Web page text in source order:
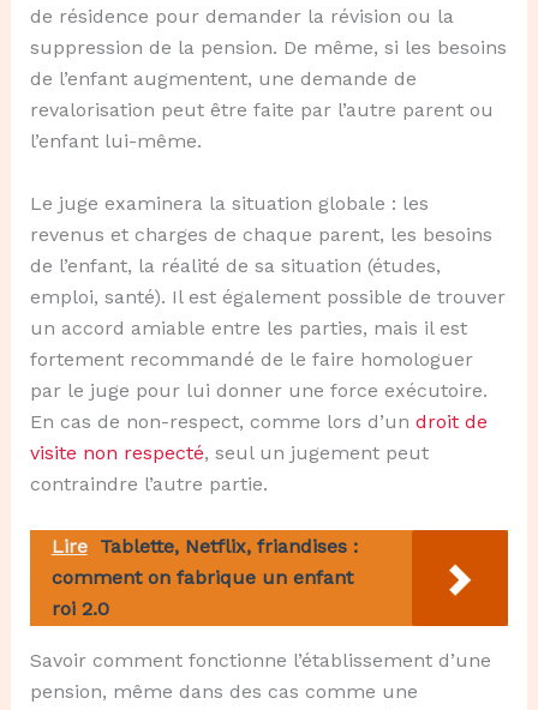
de résidence pour demander la révision ou la
suppression de la pension. De même, si les besoins
de l’enfant augmentent, une demande de
revalorisation peut être faite par l’autre parent ou
l’enfant lui-même.
Le juge examinera la situation globale : les
revenus et charges de chaque parent, les besoins
de l’enfant, la réalité de sa situation (études,
emploi, santé). Il est également possible de trouver
un accord amiable entre les parties, mais il est
fortement recommandé de le faire homologuer
par le juge pour lui donner une force exécutoire.
En cas de non-respect, comme lors d’un droit de
visite non respecté, seul un jugement peut
contraindre l’autre partie.
Lire Tablette, Netflix, friandises :
comment on fabrique un enfant
roi 2.0
Savoir comment fonctionne l’établissement d’une
pension, même dans des cas comme une